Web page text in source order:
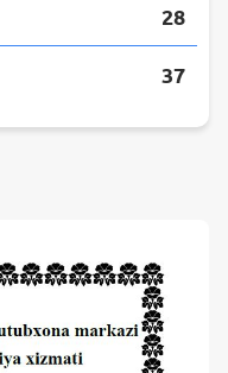
28
37